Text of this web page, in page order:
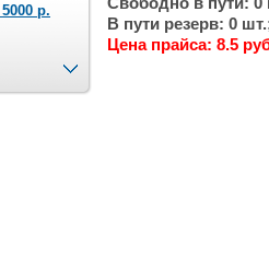
р.
В пути резерв: 0
Цена прайса: 8.5